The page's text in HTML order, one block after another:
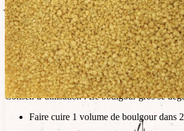
Description
Ingrédients : Blé dur biologique.
Conseil d’utilisation : Le boulgour gros se
Faire cuire 1 volume de boulgour dans